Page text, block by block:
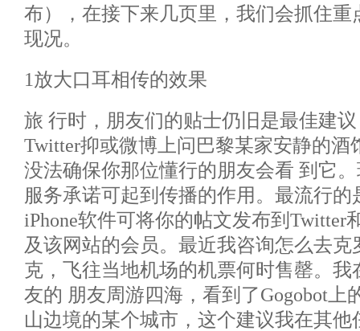
布），在接下来几页里，我们会抓住
现况。
1放大口耳相传的效果
旅 行时，朋友们的贴士仍旧是最佳建议
Twitter抑或微博上问巴黎某家安静的酒
没法确保你那位懂行的朋友会看 到它
服务承诺可起到传播的作用。最流行的
iPhone软件可将你的帖文发布到Twitter
及该网站的会员。最近我咨询怎么去
克，飞往当地机场的机票何时售罄。我
友的 朋友周游四海，看到了Gogobot上
山边境的某个城市，这个建议我在其